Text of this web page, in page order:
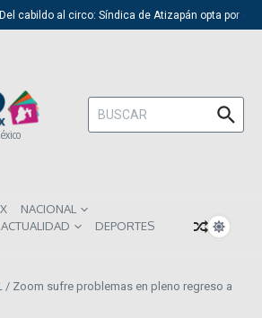
Del cabildo al circo: Síndica de Atizapán opta por el
Buscar:
NACIONAL
ACTUALIDAD
DEPORTES
/ Zoom sufre problemas en pleno regreso a